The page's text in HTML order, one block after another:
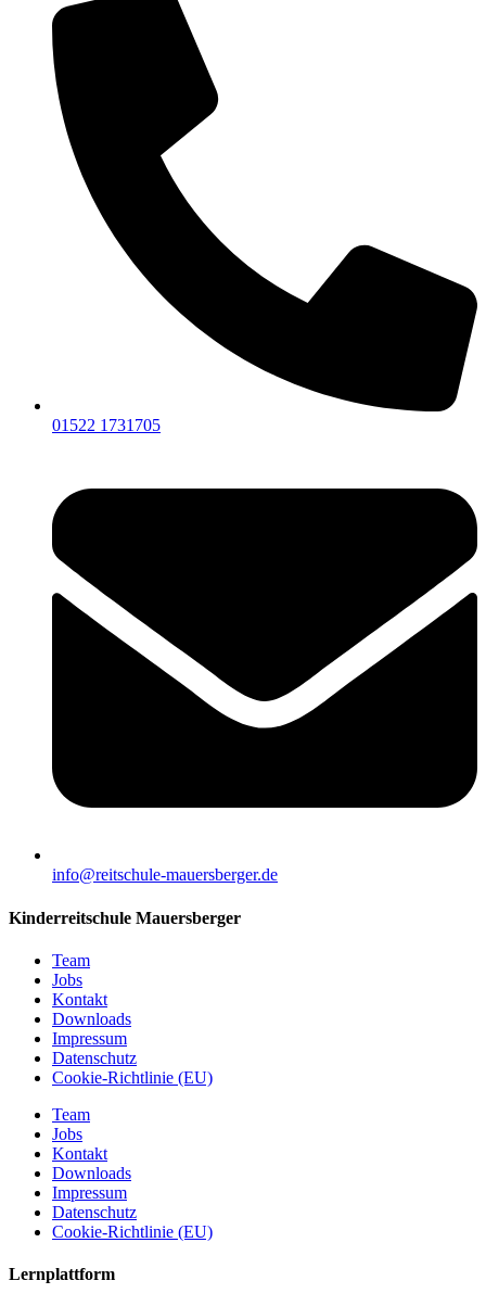
01522 1731705
info@reitschule-mauersberger.de
Kinderreitschule Mauersberger
Team
Jobs
Kontakt
Downloads
Impressum
Datenschutz
Cookie-Richtlinie (EU)
Team
Jobs
Kontakt
Downloads
Impressum
Datenschutz
Cookie-Richtlinie (EU)
Lernplattform